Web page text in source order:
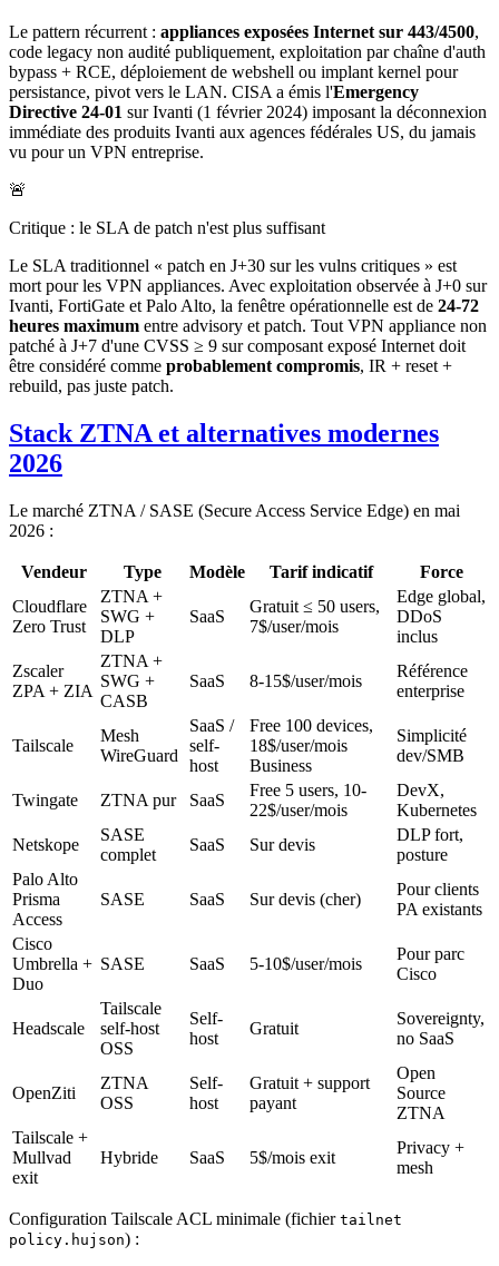
Le pattern récurrent : appliances exposées Internet sur 443/4500,
code legacy non audité publiquement, exploitation par chaîne d'auth
bypass + RCE, déploiement de webshell ou implant kernel pour
persistance, pivot vers le LAN. CISA a émis l'Emergency
Directive 24-01 sur Ivanti (1 février 2024) imposant la déconnexion
immédiate des produits Ivanti aux agences fédérales US, du jamais
vu pour un VPN entreprise.
🚨
Critique : le SLA de patch n'est plus suffisant
Le SLA traditionnel « patch en J+30 sur les vulns critiques » est
mort pour les VPN appliances. Avec exploitation observée à J+0 sur
Ivanti, FortiGate et Palo Alto, la fenêtre opérationnelle est de 24-72
heures maximum entre advisory et patch. Tout VPN appliance non
patché à J+7 d'une CVSS ≥ 9 sur composant exposé Internet doit
être considéré comme probablement compromis, IR + reset +
rebuild, pas juste patch.
Stack ZTNA et alternatives modernes
2026
Le marché ZTNA / SASE (Secure Access Service Edge) en mai
2026 :
Vendeur Type Modèle Tarif indicatif
Force
Cloudflare
Zero Trust
ZTNA +
SWG +
DLP
SaaS
Gratuit ≤ 50 users,
7$/user/mois
Edge global,
DDoS
inclus
Zscaler
ZPA + ZIA
ZTNA +
SWG +
CASB
SaaS 8-15$/user/mois
Référence
enterprise
Tailscale
Mesh
WireGuard
SaaS /
self-
host
Free 100 devices,
18$/user/mois
Business
Simplicité
dev/SMB
Twingate ZTNA pur SaaS
Free 5 users, 10-
22$/user/mois
DevX,
Kubernetes
Netskope
SASE
complet
SaaS Sur devis
DLP fort,
posture
Palo Alto
Prisma
Access
SASE SaaS Sur devis (cher)
Pour clients
PA existants
Cisco
Umbrella +
Duo
SASE SaaS 5-10$/user/mois
Pour parc
Cisco
Headscale
Tailscale
self-host
OSS
Self-
host
Gratuit
Sovereignty,
no SaaS
OpenZiti
ZTNA
OSS
Self-
host
Gratuit + support
payant
Open
Source
ZTNA
Tailscale +
Mullvad
exit
Hybride SaaS 5$/mois exit
Privacy +
mesh
Configuration Tailscale ACL minimale (fichier tailnet
policy.hujson) :